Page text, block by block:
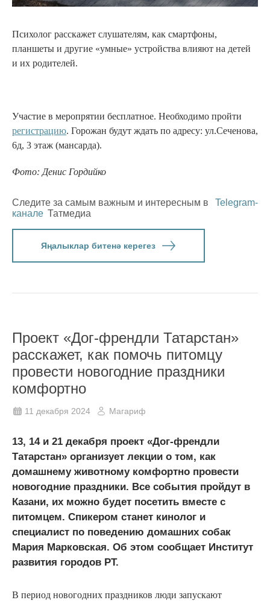
Психолог расскажет слушателям, как смартфоны,
планшеты и другие «умные» устройства влияют на детей
и их родителей.
Участие в меропрятии бесплатное. Необходимо пройти
регистрацию. Горожан будут ждать по адресу: ул.Сеченова,
6д, 3 этаж (мансарда).
Фото: Денис Гордийко
Следите за самым важным и интересным в
Telegram-
канале Татмедиа
Яңалыклар битенә керегез
Проект «Дог-френдли Татарстан»
расскажет, как помочь питомцу
провести новогодние праздники
комфортно
11 декабря 2024 Магариф
13, 14 и 21 декабря проект «Дог-френдли
Татарстан» организует лекции о том, как
домашнему животному комфортно провести
новогодние праздники. Все события пройдут в
Казани, их можно будет посетить вместе с
питомцем. Спикером станет кинолог и
специалист по поведению домашних собак
Мария Марковская. Об этом сообщает Институт
развития городов РТ.
В период новогодних праздников люди запускают